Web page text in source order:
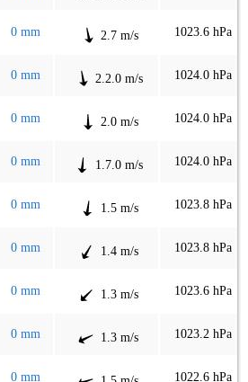
0 mm 2.7 m/s 1023.6 hPa
0 mm 2.2.0 m/s 1024.0 hPa
0 mm 2.0 m/s 1024.0 hPa
0 mm 1.7.0 m/s 1024.0 hPa
0 mm 1.5 m/s 1023.8 hPa
0 mm 1.4 m/s 1023.8 hPa
0 mm 1.3 m/s 1023.6 hPa
0 mm 1.3 m/s 1023.2 hPa
0 mm 1022.6 hPa